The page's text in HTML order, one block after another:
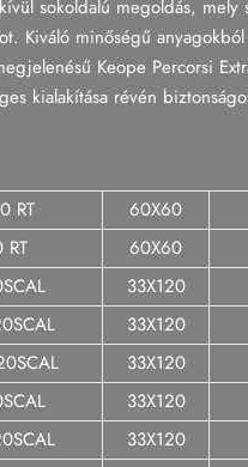
sokoldalú megoldás,
Kiváló minőségű
Keope Percorsi
kialakítása révén
RT 60X60
60X60
33X120
33X120
33X120
33X120
33X120